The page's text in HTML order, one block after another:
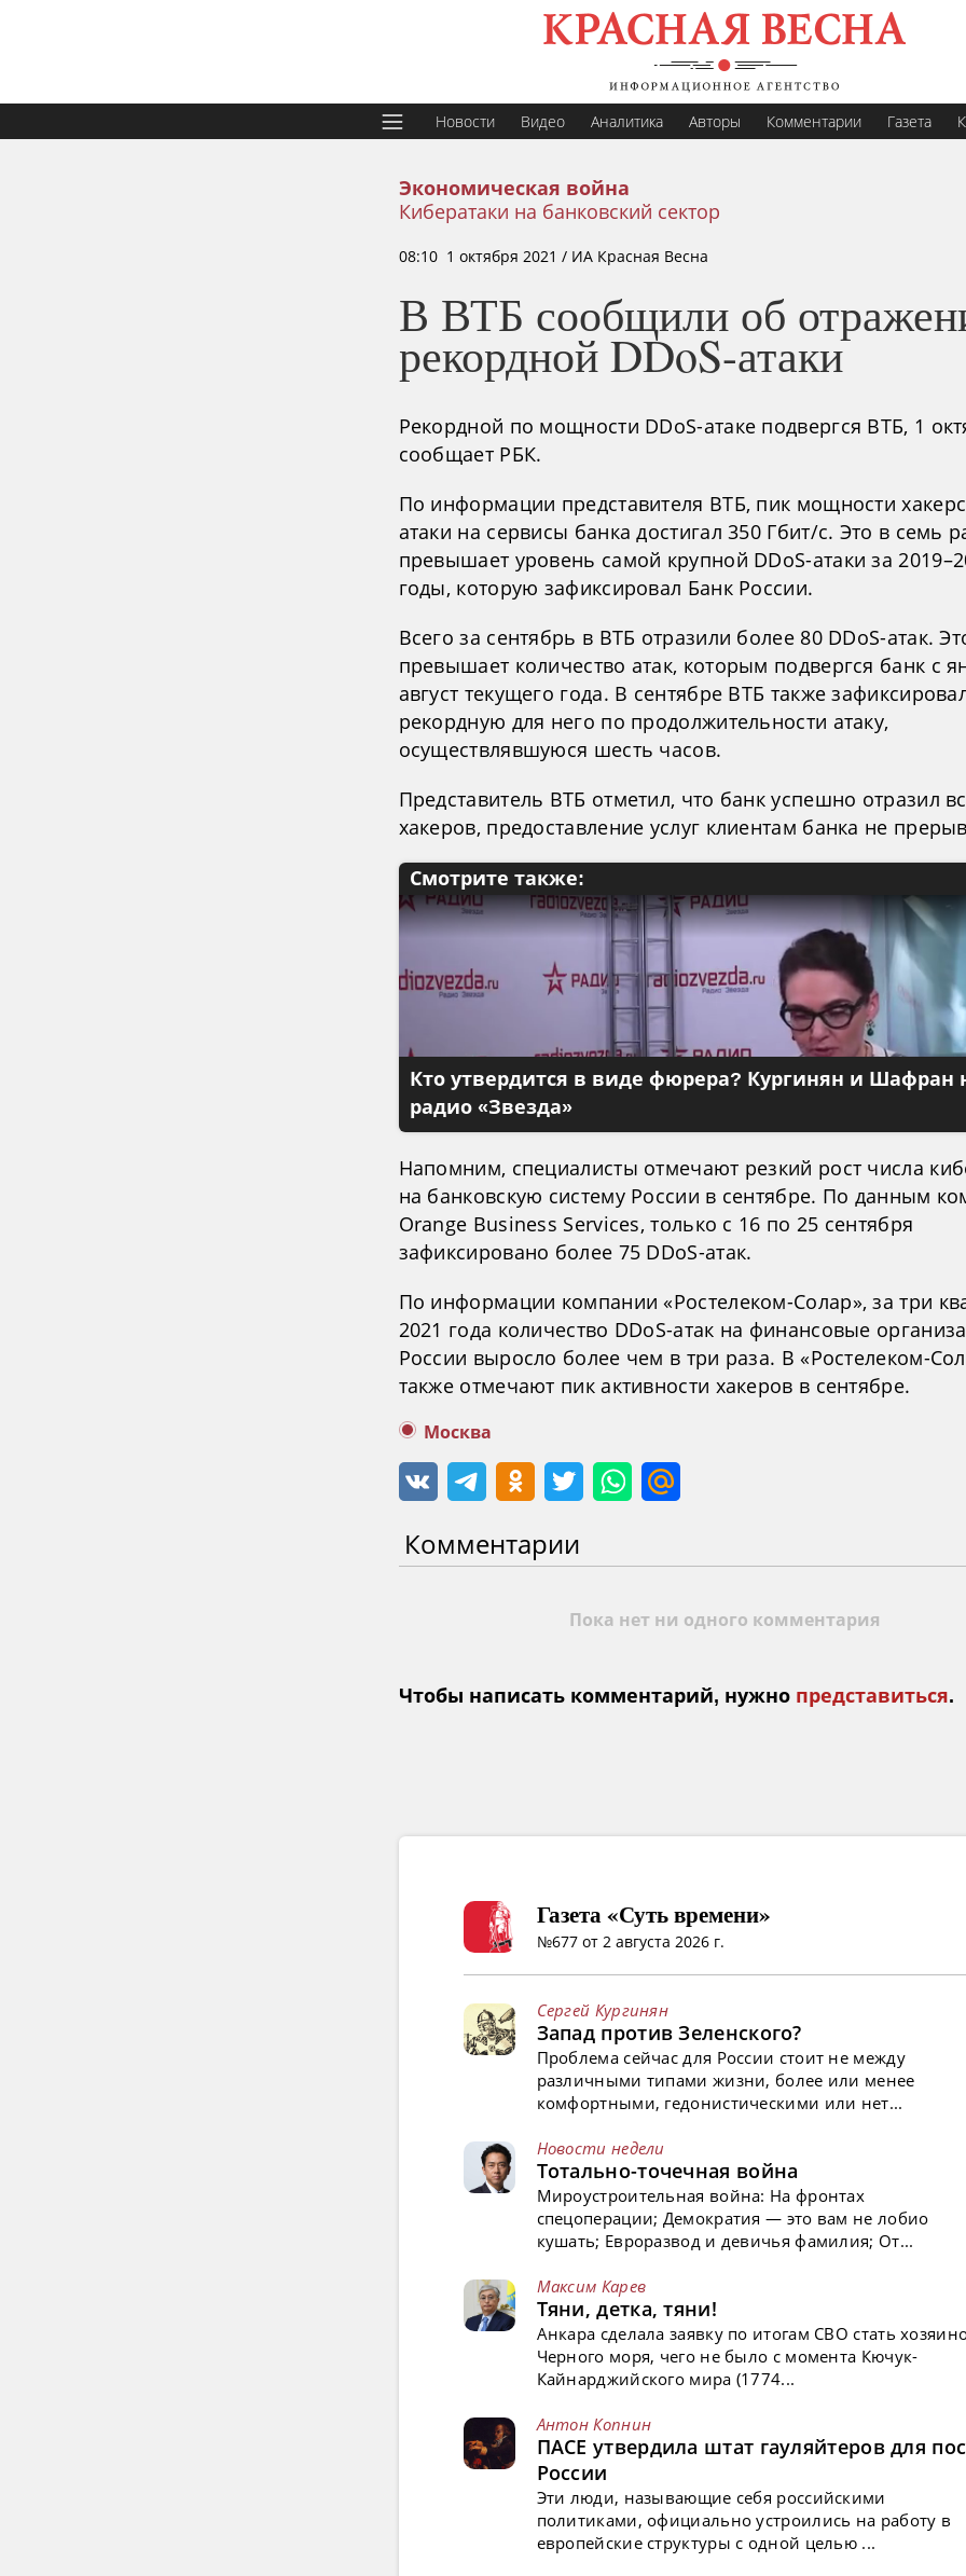
Новости Видео Аналитика Авторы Комментарии Газета
Экономическая война
Кибератаки на банковский сектор
08:10 1 октября 2021 / ИА Красная Весна
В ВТБ сообщили об
рекордной DDoS-атаки
Рекордной по мощности DDoS-атаке подвергся ВТБ, 1
сообщает РБК.
По информации представителя ВТБ, пик мощности
атаки на сервисы банка достигал 350 Гбит/с. Это в семь
превышает уровень самой крупной DDoS-атаки за
годы, которую зафиксировал Банк России.
Всего за сентябрь в ВТБ отразили более 80 DDoS-атак.
превышает количество атак, которым подвергся банк с
август текущего года. В сентябре ВТБ также
рекордную для него по продолжительности атаку,
осуществлявшуюся шесть часов.
Представитель ВТБ отметил, что банк успешно отразил
хакеров, предоставление услуг клиентам банка не
Смотрите также:
Кто утвердится в виде фюрера? Кургинян и Шафран
радио «Звезда»
Напомним, специалисты отмечают резкий рост числа
на банковскую систему России в сентябре. По данным
Orange Business Services, только с 16 по 25 сентября
зафиксировано более 75 DDoS-атак.
По информации компании «Ростелеком-Солар», за три
2021 года количество DDoS-атак на финансовые
России выросло более чем в три раза. В «Ростелеком-
также отмечают пик активности хакеров в сентябре.
Москва
Комментарии
Пока нет ни одного комментария
Чтобы написать комментарий, нужно представиться.
Газета «Суть времени»
№677 от 2 августа 2026 г.
Сергей Кургинян
Запад против Зеленского?
Проблема сейчас для России стоит не между
различными типами жизни, более или менее
комфортными, гедонистическими или нет...
Новости недели
Тотально-точечная война
Мироустроительная война: На фронтах
спецоперации; Демократия — это вам не лобио
кушать; Евроразвод и девичья фамилия; От...
Максим Карев
Тяни, детка, тяни!
Анкара сделала заявку по итогам СВО стать
Черного моря, чего не было с момента Кючук-
Кайнарджийского мира (1774...
Антон Копнин
ПАСЕ утвердила штат гауляйтеров для
России
Эти люди, называющие себя российскими
политиками, официально устроились на работу в
европейские структуры с одной целью ...